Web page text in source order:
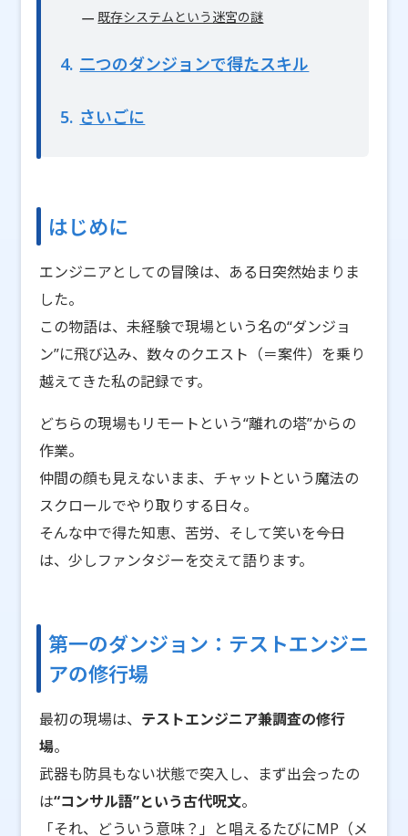
既存システムという迷宮の謎
4 二つのダンジョンで得たスキル
5 さいごに
はじめに
エンジニアとしての冒険は、ある日突然始まりま
した。
この物語は、未経験で現場という名の“ダンジョ
ン”に飛び込み、数々のクエスト（＝案件）を乗り
越えてきた私の記録です。
どちらの現場もリモートという“離れの塔”からの
作業。
仲間の顔も見えないまま、チャットという魔法の
スクロールでやり取りする日々。
そんな中で得た知恵、苦労、そして笑いを――今日
は、少しファンタジーを交えて語ります。
第一のダンジョン：テストエンジニ
アの修行場
最初の現場は、 テストエンジニア兼調査の修行
場。
武器も防具もない状態で突入し、まず出会ったの
は“コンサル語”という古代呪文。
「それ、どういう意味？」と唱えるたびにMP（メ